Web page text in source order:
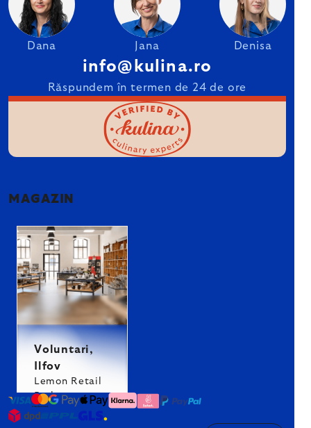
Dana Jana Denisa
info@kulina.ro
Răspundem în termen de 24 de ore
MAGAZIN
Voluntari,
Ilfov
Lemon Retail
Park